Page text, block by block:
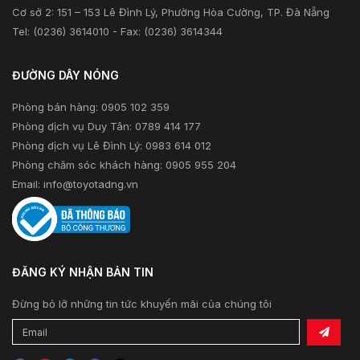
Cơ sở 2: 151 – 153 Lê Đình Lý, Phường Hòa Cường, TP. Đà Nẵng
Tel: (0236) 3614010 - Fax: (0236) 3614344
ĐƯỜNG DÂY NÓNG
Phòng bán hàng: 0905 102 359
Phòng dịch vụ Duy Tân: 0789 414 177
Phòng dịch vụ Lê Đình Lý: 0983 614 012
Phòng chăm sóc khách hàng: 0905 955 204
Email: info@toyotadng.vn
ĐĂNG KÝ NHẬN BẢN TIN
Đừng bỏ lỡ những tin tức khuyến mãi của chúng tôi